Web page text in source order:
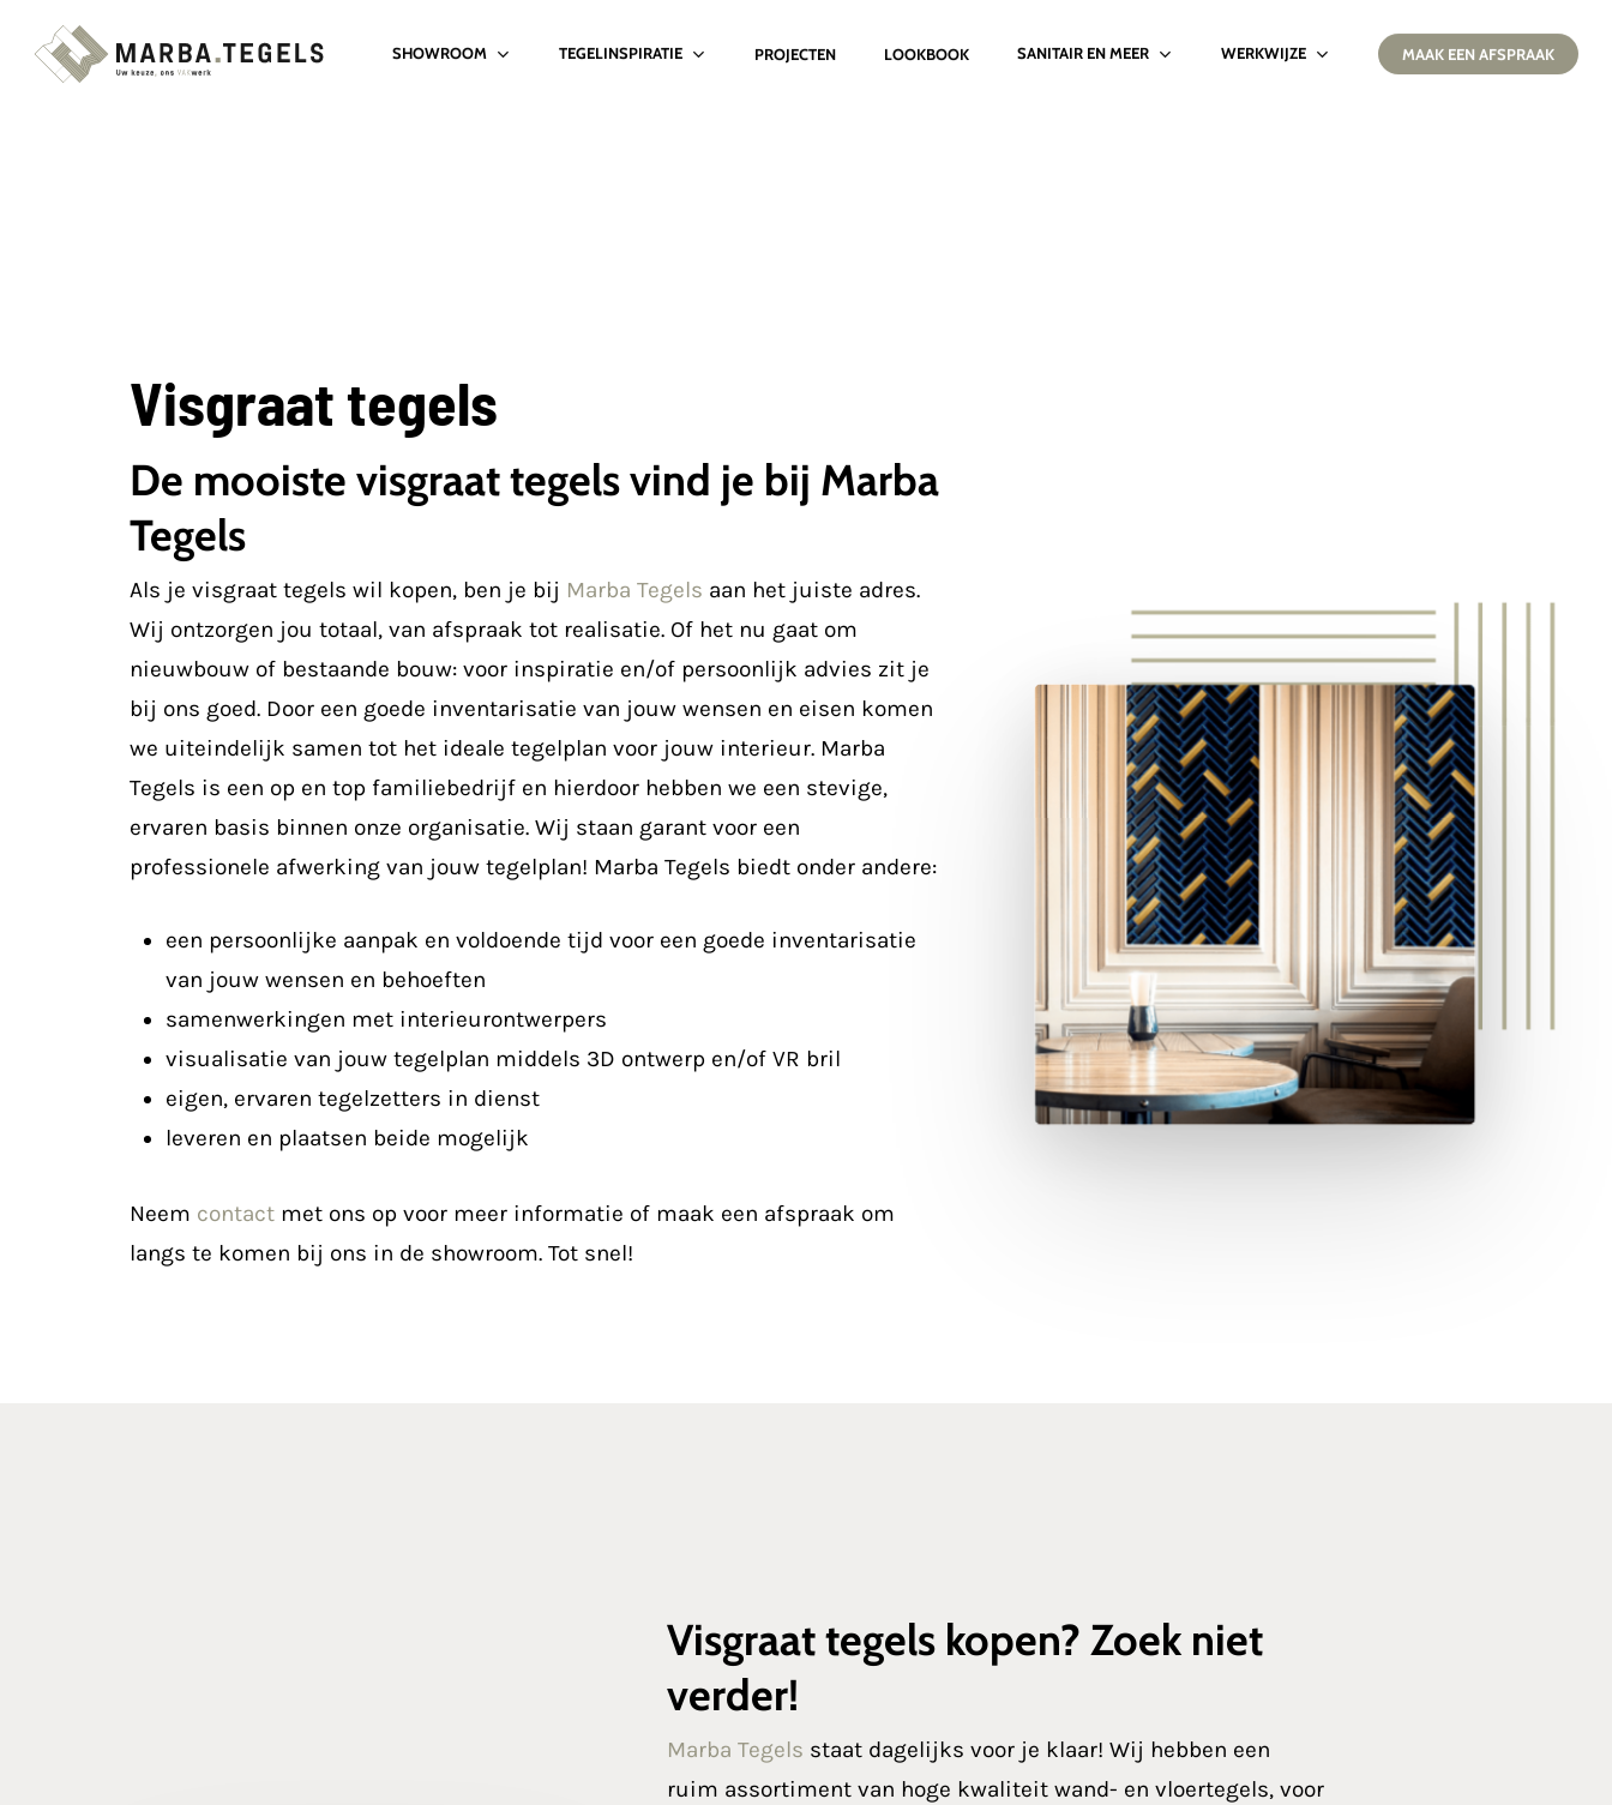
SHOWROOM TEGELINSPIRATIE PROJECTEN LOOKBOOK SANITAIR EN MEER WERKWIJZE MAAK EEN AFSPRAAK
Visgraat tegels
De mooiste visgraat tegels vind je bij Marba
Tegels
Als je visgraat tegels wil kopen, ben je bij Marba Tegels aan het juiste adres.
Wij ontzorgen jou totaal, van afspraak tot realisatie. Of het nu gaat om
nieuwbouw of bestaande bouw: voor inspiratie en/of persoonlijk advies zit je
bij ons goed. Door een goede inventarisatie van jouw wensen en eisen komen
we uiteindelijk samen tot het ideale tegelplan voor jouw interieur. Marba
Tegels is een op en top familiebedrijf en hierdoor hebben we een stevige,
ervaren basis binnen onze organisatie. Wij staan garant voor een
professionele afwerking van jouw tegelplan! Marba Tegels biedt onder andere:
een persoonlijke aanpak en voldoende tijd voor een goede inventarisatie
van jouw wensen en behoeften
samenwerkingen met interieurontwerpers
visualisatie van jouw tegelplan middels 3D ontwerp en/of VR bril
eigen, ervaren tegelzetters in dienst
leveren en plaatsen beide mogelijk
Neem contactmet ons op voor meer informatie of maak een afspraak om
langs te komen bij ons in de showroom. Tot snel!
Visgraat tegels kopen? Zoek niet
verder!
Marba Tegels staat dagelijks voor je klaar! Wij hebben een
ruim assortiment van hoge kwaliteit wand- en vloertegels, voor